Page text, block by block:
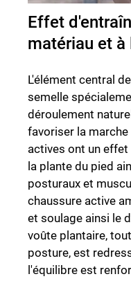
Effet
matériau et
L'élément central
semelle
déroulement
favoriser la
actives ont un
la plante du pied
posturaux et
chaussure active
et soulage ainsi le
voûte plantaire,
posture, est
l'équilibre est